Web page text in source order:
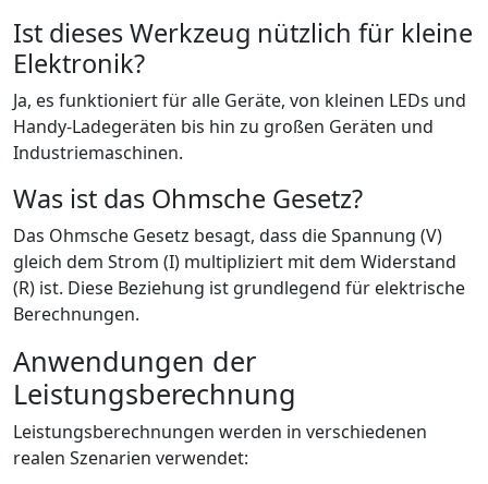
Ist dieses Werkzeug nützlich für kleine
Elektronik?
Ja, es funktioniert für alle Geräte, von kleinen LEDs und
Handy-Ladegeräten bis hin zu großen Geräten und
Industriemaschinen.
Was ist das Ohmsche Gesetz?
Das Ohmsche Gesetz besagt, dass die Spannung (V)
gleich dem Strom (I) multipliziert mit dem Widerstand
(R) ist. Diese Beziehung ist grundlegend für elektrische
Berechnungen.
Anwendungen der
Leistungsberechnung
Leistungsberechnungen werden in verschiedenen
realen Szenarien verwendet: